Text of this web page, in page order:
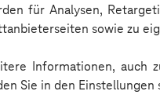
für Analysen,
sowie zu
Informationen, auch
Sie in den